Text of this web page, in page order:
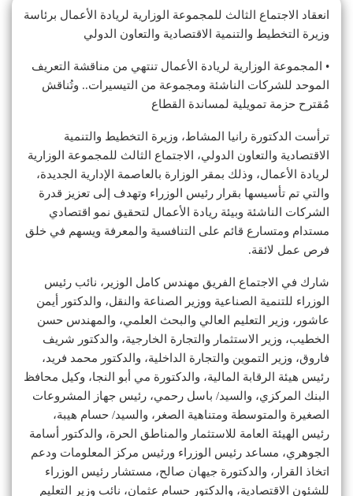
انعقاد الاجتماع الثالث للمجموعة الوزارية لريادة الأعمال برئاسة
وزيرة التخطيط والتنمية الاقتصادية والتعاون الدولي
• المجموعة الوزارية لريادة الأعمال تنتهي من مناقشة التعريف
الموحد للشركات الناشئة ومجموعة من التيسيرات.. وتُناقش
مُقترح حزمة تمويلية لمساندة القطاع
ترأست الدكتورة رانيا المشاط، وزيرة التخطيط والتنمية
الاقتصادية والتعاون الدولي، الاجتماع الثالث للمجموعة الوزارية
لريادة الأعمال، وذلك بمقر الوزارة بالعاصمة الإدارية الجديدة،
والتي تم تأسيسها بقرار رئيس الوزراء وتهدف إلى تعزيز قدرة
الشركات الناشئة وبيئة ريادة الأعمال لتحقيق نمو اقتصادي
مستدام ومتسارع قائم على التنافسية والمعرفة ويسهم في خلق
فرص عمل لائقة.
شارك في الاجتماع الفريق مهندس كامل الوزير، نائب رئيس
الوزراء للتنمية الصناعية ووزير الصناعة والنقل، والدكتور أيمن
عاشور، وزير التعليم العالي والبحث العلمي، والمهندس حسن
الخطيب، وزير الاستثمار والتجارة الخارجية، والدكتور شريف
فاروق، وزير التموين والتجارة الداخلية، والدكتور محمد فريد،
رئيس هيئة الرقابة المالية، والدكتورة مي أبو النجا، وكيل محافظ
البنك المركزي، والسيد/ باسل رحمي، رئيس جهاز المشروعات
الصغيرة والمتوسطة ومتناهية الصغر، والسيد/ حسام هيبة،
رئيس الهيئة العامة للاستثمار والمناطق الحرة، والدكتور أسامة
الجوهري، مساعد رئيس الوزراء ورئيس مركز المعلومات ودعم
اتخاذ القرار، والدكتورة جيهان صالح، مستشار رئيس الوزراء
للشئون الاقتصادية، والدكتور حسام عثمان، نائب وزير التعليم